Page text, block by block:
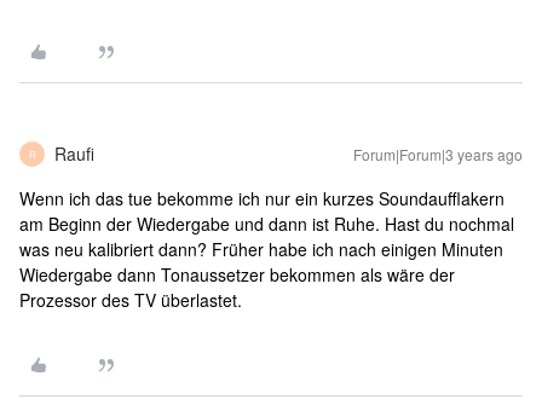
R Raufi Forum|Forum|3 years ago
Wenn ich das tue bekomme ich nur ein kurzes Soundaufflakern
am Beginn der Wiedergabe und dann ist Ruhe. Hast du nochmal
was neu kalibriert dann? Früher habe ich nach einigen Minuten
Wiedergabe dann Tonaussetzer bekommen als wäre der
Prozessor des TV überlastet.